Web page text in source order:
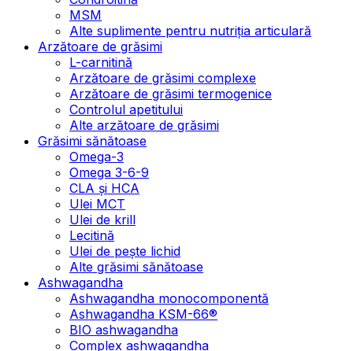
MSM
Alte suplimente pentru nutriția articulară
Arzătoare de grăsimi
L-carnitină
Arzătoare de grăsimi complexe
Arzătoare de grăsimi termogenice
Controlul apetitului
Alte arzătoare de grăsimi
Grăsimi sănătoase
Omega-3
Omega 3-6-9
CLA şi HCA
Ulei MCT
Ulei de krill
Lecitină
Ulei de pește lichid
Alte grăsimi sănătoase
Ashwagandha
Ashwagandha monocomponentă
Ashwagandha KSM-66®
BIO ashwagandha
Complex ashwagandha